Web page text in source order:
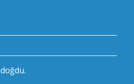
doğdu.